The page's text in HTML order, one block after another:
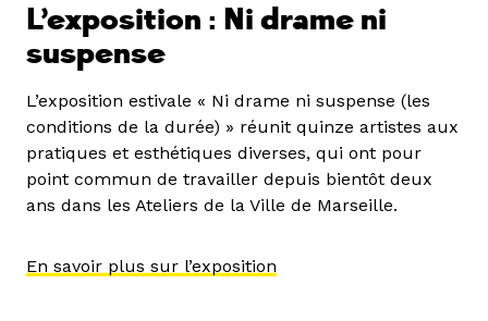
L’exposition : Ni drame ni
suspense
L’exposition estivale « Ni drame ni suspense (les
conditions de la durée) » réunit quinze artistes aux
pratiques et esthétiques diverses, qui ont pour
point commun de travailler depuis bientôt deux
ans dans les Ateliers de la Ville de Marseille.
En savoir plus sur l’exposition